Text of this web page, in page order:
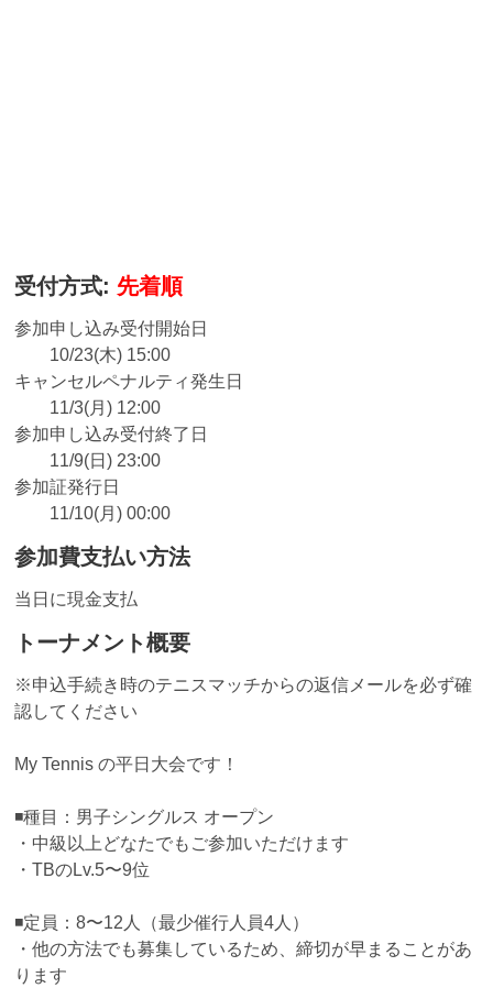
受付方式: 先着順
参加申し込み受付開始日
10/23(木) 15:00
キャンセルペナルティ発生日
11/3(月) 12:00
参加申し込み受付終了日
11/9(日) 23:00
参加証発行日
11/10(月) 00:00
参加費支払い方法
当日に現金支払
トーナメント概要
※申込手続き時のテニスマッチからの返信メールを必ず確
認してください
My Tennis の平日大会です！
◾️種目：男子シングルス オープン
・中級以上どなたでもご参加いただけます
・TBのLv.5〜9位
◾️定員：8〜12人（最少催行人員4人）
・他の方法でも募集しているため、締切が早まることがあ
ります